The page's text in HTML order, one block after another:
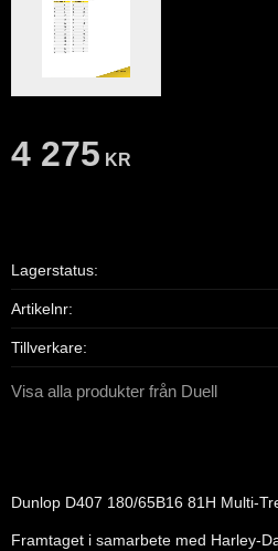
4 275 KR
Lagerstatus
Artikelnr
Tillverkare
Visa alla produkter från Duell
Dunlop D407 180/65B16 81H Multi-
Framtaget i samarbete med Harley-